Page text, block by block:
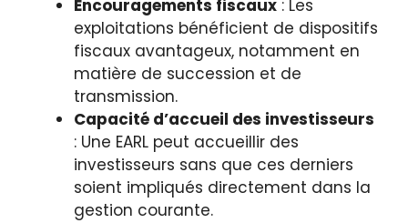
Encouragements fiscaux : Les
exploitations bénéficient de dispositifs
fiscaux avantageux, notamment en
matière de succession et de
transmission.
Capacité d’accueil des investisseurs
: Une EARL peut accueillir des
investisseurs sans que ces derniers
soient impliqués directement dans la
gestion courante.